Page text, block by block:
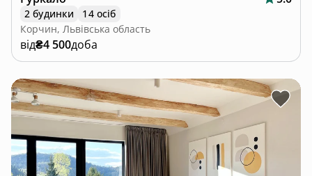
2 будинки
14 осіб
Корчин, Львівська область
від₴4 500доба